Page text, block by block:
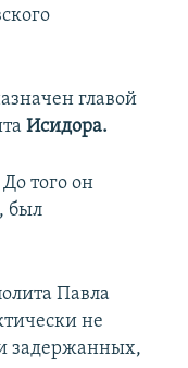
главой
Исидора.
того он
был
Павла
не
задержанных,